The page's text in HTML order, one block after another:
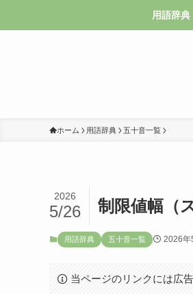
用語辞典
ホーム 用語辞典 五十音一覧
制限値幅（
2026
5/26
用語辞典 五十音一覧 2026年
当ページのリンクには広